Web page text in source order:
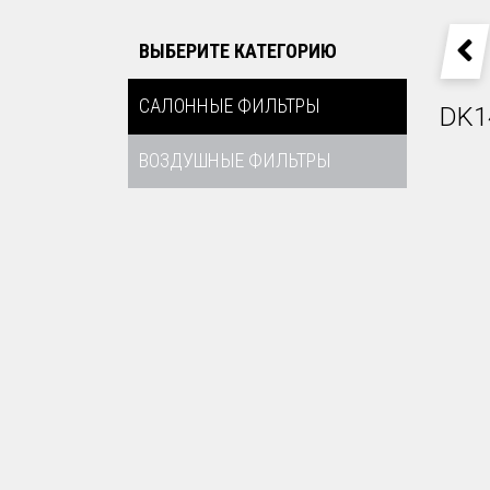
ВЫБЕРИТЕ КАТЕГОРИЮ
САЛОННЫЕ ФИЛЬТРЫ
ВОЗДУШНЫЕ ФИЛЬТРЫ